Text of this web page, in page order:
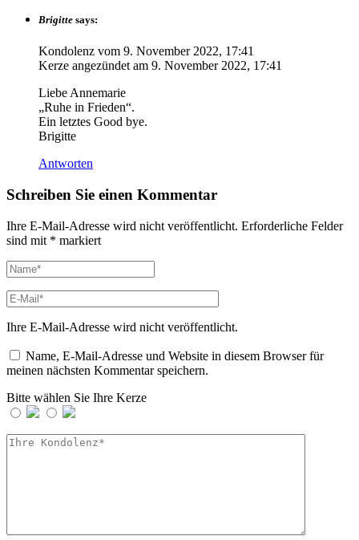
Brigitte says:
Kondolenz vom 9. November 2022, 17:41
Kerze angezündet am 9. November 2022, 17:41
Liebe Annemarie
„Ruhe in Frieden“.
Ein letztes Good bye.
Brigitte
Antworten
Schreiben Sie einen Kommentar
Ihre E-Mail-Adresse wird nicht veröffentlicht. Erforderliche Felder
sind mit * markiert
Ihre E-Mail-Adresse wird nicht veröffentlicht.
Name, E-Mail-Adresse und Website in diesem Browser für
meinen nächsten Kommentar speichern.
Bitte wählen Sie Ihre Kerze